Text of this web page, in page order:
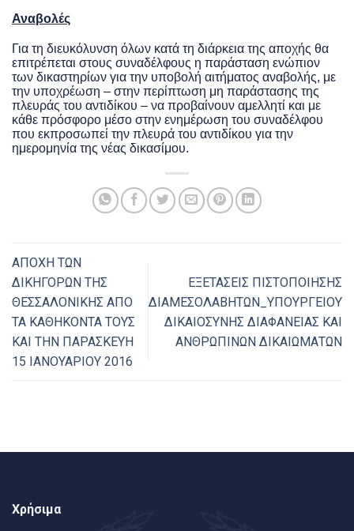
Αναβολές
Για τη διευκόλυνση όλων κατά τη διάρκεια της αποχής θα
επιτρέπεται στους συναδέλφους η παράσταση ενώπιον
των δικαστηρίων για την υποβολή αιτήματος αναβολής, με
την υποχρέωση – στην περίπτωση μη παράστασης της
πλευράς του αντιδίκου – να προβαίνουν αμελλητί και με
κάθε πρόσφορο μέσο στην ενημέρωση του συναδέλφου
που εκπροσωπεί την πλευρά του αντιδίκου για την
ημερομηνία της νέας δικασίμου.
ΑΠΟΧΗ ΤΩΝ
ΔΙΚΗΓΟΡΩΝ ΤΗΣ
ΘΕΣΣΑΛΟΝΙΚΗΣ ΑΠΟ
ΤΑ ΚΑΘΗΚΟΝΤΑ ΤΟΥΣ
ΚΑΙ ΤΗΝ ΠΑΡΑΣΚΕΥΗ
15 ΙΑΝΟΥΑΡΙΟΥ 2016
ΕΞΕΤΑΣΕΙΣ ΠΙΣΤΟΠΟΙΗΣΗΣ
ΔΙΑΜΕΣΟΛΑΒΗΤΩΝ_ΥΠΟΥΡΓΕΙΟΥ
ΔΙΚΑΙΟΣΥΝΗΣ ΔΙΑΦΑΝΕΙΑΣ ΚΑΙ
ΑΝΘΡΩΠΙΝΩΝ ΔΙΚΑΙΩΜΑΤΩΝ
Χρήσιμα